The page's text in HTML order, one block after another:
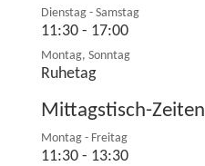
Dienstag - Samstag
11:30 - 17:00
Montag, Sonntag
Ruhetag
Mittagstisch-Zeiten
Montag - Freitag
11:30 - 13:30